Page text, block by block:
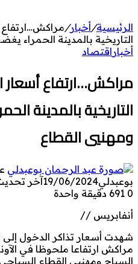
الرئيسية/أخبار/مراكش…ارتفاع
التاريخية بالمدينة الحمراء
أخبار اقتصاد
مراكش…ارتفاع أسعار
التاريخية بالمدينة
ومهنيي القطاع
بوعبدلي19/06/2024آخر تحديث: 19/06/
0
دقيقة واحدة
أنفابريس //
شهدت أسعار تذاكر الدخول إلى
مراكش ارتفاعا ملحوظا في
السياح ومهنيي القطاع